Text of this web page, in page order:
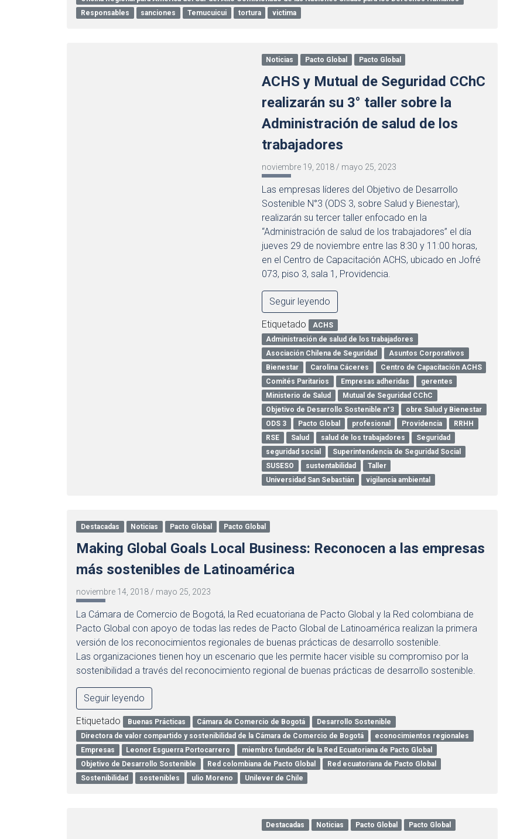
Responsables
sanciones Temucuicui tortura victima
Noticias Pacto Global Pacto Global
ACHS y Mutual de Seguridad CChC
realizarán su 3° taller sobre la
Administración de salud de los
trabajadores
noviembre 19, 2018 / mayo 25, 2023
Las empresas líderes del Objetivo de Desarrollo
Sostenible N°3 (ODS 3, sobre Salud y Bienestar),
realizarán su tercer taller enfocado en la
“Administración de salud de los trabajadores” el día
jueves 29 de noviembre entre las 8:30 y 11:00 horas,
en el Centro de Capacitación ACHS, ubicado en Jofré
073, piso 3, sala 1, Providencia.
Seguir leyendo
Etiquetado
ACHS
Administración de salud de los trabajadores
Asociación Chilena de Seguridad
Asuntos Corporativos
Bienestar
Carolina Cáceres
Centro de Capacitación ACHS
Comités Paritarios
Empresas adheridas
gerentes
Ministerio de Salud
Mutual de Seguridad CChC
Objetivo de Desarrollo Sostenible n°3
obre Salud y Bienestar
ODS 3
Pacto Global profesional Providencia
RRHH
RSE
Salud salud de los trabajadores
Seguridad
seguridad social
Superintendencia de Seguridad Social
SUSESO
sustentabilidad
Taller
Universidad San Sebastián
vigilancia ambiental
Destacadas Noticias Pacto Global Pacto Global
Making Global Goals Local Business: Reconocen a las empresas
más sostenibles de Latinoamérica
noviembre 14, 2018 / mayo 25, 2023
La Cámara de Comercio de Bogotá, la Red ecuatoriana de Pacto Global y la Red colombiana de
Pacto Global con apoyo de todas las redes de Pacto Global de Latinoamérica realizan la primera
versión de los reconocimientos regionales de buenas prácticas de desarrollo sostenible.
Las organizaciones tienen hoy un escenario que les permite hacer visible su compromiso por la
sostenibilidad a través del reconocimiento regional de buenas prácticas de desarrollo sostenible.
Seguir leyendo
Etiquetado Buenas Prácticas Cámara de Comercio de Bogotá
Desarrollo Sostenible
Directora de valor compartido y sostenibilidad de la Cámara de Comercio de Bogotá
econocimientos regionales
Empresas
Leonor Esguerra Portocarrero
miembro fundador de la Red Ecuatoriana de Pacto Global
Objetivo de Desarrollo Sostenible
Red colombiana de Pacto Global
Red ecuatoriana de Pacto Global
Sostenibilidad
sostenibles ulio Moreno Unilever de Chile
Destacadas Noticias Pacto Global Pacto Global